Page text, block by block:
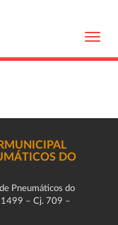
DO
Pneumáticos do
1499 – Cj. 709 –